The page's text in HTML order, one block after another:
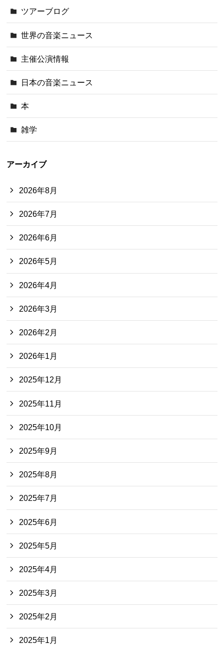
ツアーブログ
世界の音楽ニュース
主催公演情報
日本の音楽ニュース
本
雑学
アーカイブ
2026年8月
2026年7月
2026年6月
2026年5月
2026年4月
2026年3月
2026年2月
2026年1月
2025年12月
2025年11月
2025年10月
2025年9月
2025年8月
2025年7月
2025年6月
2025年5月
2025年4月
2025年3月
2025年2月
2025年1月